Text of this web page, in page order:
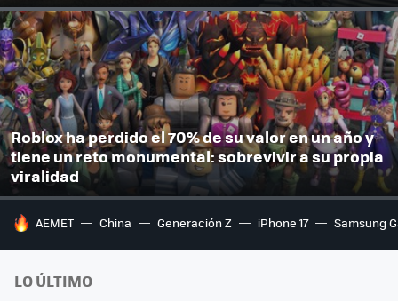
Roblox ha perdido el 70% de su valor en un año y
tiene un reto monumental: sobrevivir a su propia
viralidad
HOY SE HABLA DE
AEMET China Generación Z iPhone 17 Samsung
LO ÚLTIMO